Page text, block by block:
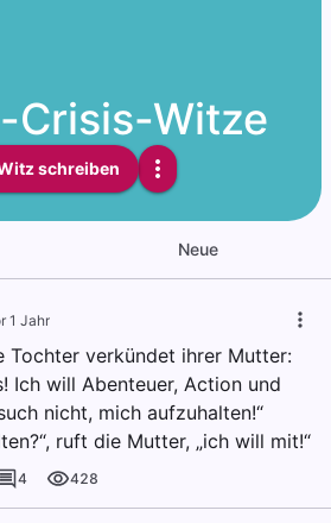
Crisis-Witze
schreiben
Neue
1 Jahr
Tochter verkündet ihrer Mutter:
Ich will Abenteuer, Action und
nicht, mich aufzuhalten!“
ruft die Mutter, „ich will mit!“
4 428